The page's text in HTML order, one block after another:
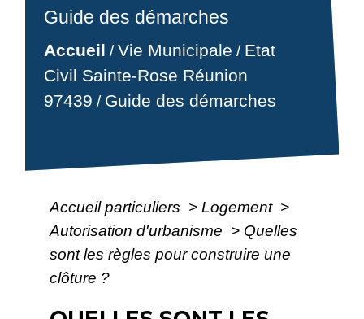
Guide des démarches
Accueil /Vie Municipale / Etat
Civil Sainte-Rose Réunion
97439 / Guide des démarches
Accueil particuliers > Logement >
Autorisation d'urbanisme > Quelles
sont les règles pour construire une
clôture ?